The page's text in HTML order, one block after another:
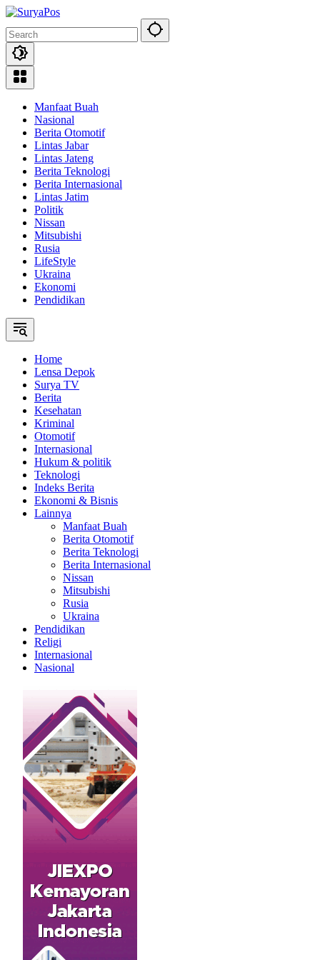
Skip
content
Manfaat Buah
Nasional
Berita Otomotif
Lintas Jabar
Lintas Jateng
Berita Teknologi
Berita Internasional
Lintas Jatim
Politik
Nissan
Mitsubishi
Rusia
LifeStyle
Ukraina
Ekonomi
Pendidikan
Home
Lensa Depok
Surya TV
Berita
Kesehatan
Kriminal
Otomotif
Internasional
Hukum & politik
Teknologi
Indeks Berita
Ekonomi & Bisnis
Lainnya
Manfaat Buah
Berita Otomotif
Berita Teknologi
Berita Internasional
Nissan
Mitsubishi
Rusia
Ukraina
Pendidikan
Religi
Internasional
Nasional